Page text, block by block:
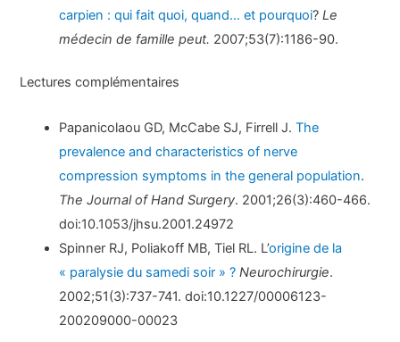
carpien : qui fait quoi, quand… et pourquoi?Le
médecin de famille peut. 2007;53(7):1186-90.
Lectures complémentaires
Papanicolaou GD, McCabe SJ, Firrell J.The
prevalence and characteristics of nerve
compression symptoms in the general population.
The Journal of Hand Surgery. 2001;26(3):460-466.
doi:10.1053/jhsu.2001.24972
Spinner RJ, Poliakoff MB, Tiel RL. L’origine de la
« paralysie du samedi soir » ? Neurochirurgie.
2002;51(3):737-741. doi:10.1227/00006123-
200209000-00023